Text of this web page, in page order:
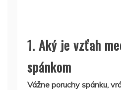
1. Aký je vzťah
spánkom
Vážne poruchy spánku,